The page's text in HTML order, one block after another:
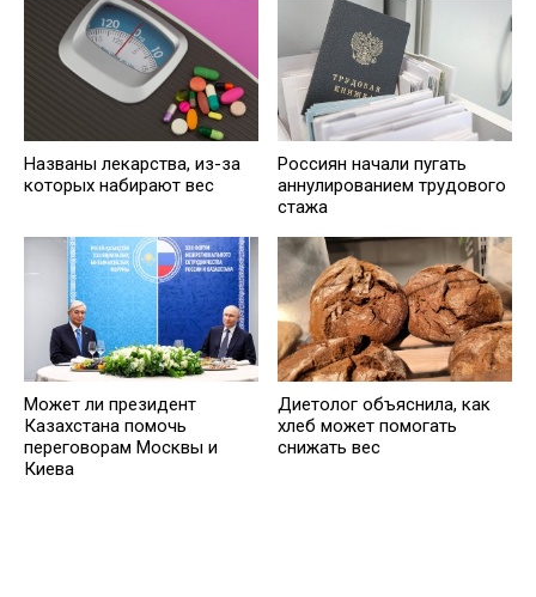
Названы лекарствa, из-за
которых набирают вес
Россиян начали пугать
аннулированием трудового
стажа
Может ли президент
Казахстана помочь
переговорам Москвы и
Киева
Диетолог объяснила, как
хлеб может помогать
снижать вес